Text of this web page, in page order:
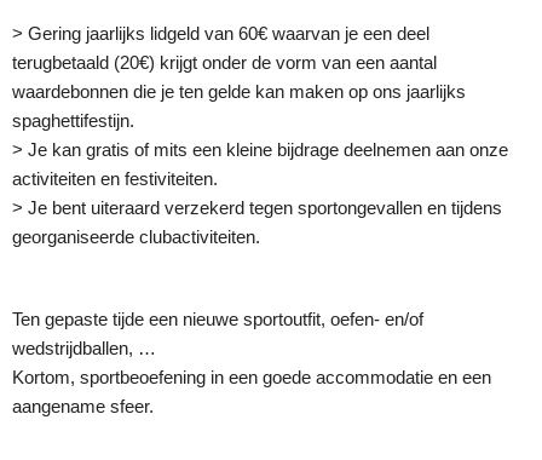
> Gering jaarlijks lidgeld van 60€ waarvan je een deel
terugbetaald (20€) krijgt onder de vorm van een aantal
waardebonnen die je ten gelde kan maken op ons jaarlijks
spaghettifestijn.
> Je kan gratis of mits een kleine bijdrage deelnemen aan onze
activiteiten en festiviteiten.
> Je bent uiteraard verzekerd tegen sportongevallen en tijdens
georganiseerde clubactiviteiten.
Ten gepaste tijde een nieuwe sportoutfit, oefen- en/of
wedstrijdballen, …
Kortom, sportbeoefening in een goede accommodatie en een
aangename sfeer.